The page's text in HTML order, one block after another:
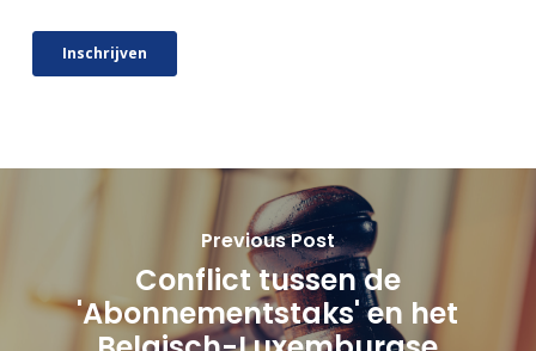
Previous Post
Conflict tussen de
'Abonnementstaks' en het